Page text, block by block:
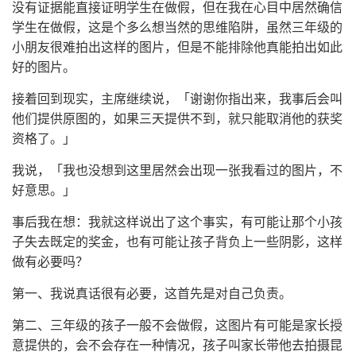
没有证据能直接证明学生在做假，但在我在心目中居然确信
学生在做假，这是个多么想当然的思维陷阱，虽然三年级的
小朋友很难拍出这样的图片，但是不能排除他真能拍出如此
好的图片。
接着回到现实，主席继续说，「谢谢你指出来，我事后会叫
他们提供原图的，如果三天提供不到，就只能取消他的获奖
资格了。」
我说，「我也没想到这里居然会出现一张我看过的图片，不
好意思。」
事后我在想：我就这样说出了这个事实，有可能让那个小孩
子失去既定的奖金，也有可能让孩子背负上一些阴影，这样
做有必要吗？
第一、我说真话很有必要，这首先是对自己负责。
第二、三年级的孩子一般不会做假，这图片有可能是家长授
意提供的，会不会存在一种情况，孩子叫家长带他去拍摄昆